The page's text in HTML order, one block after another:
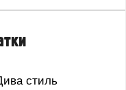
стиль